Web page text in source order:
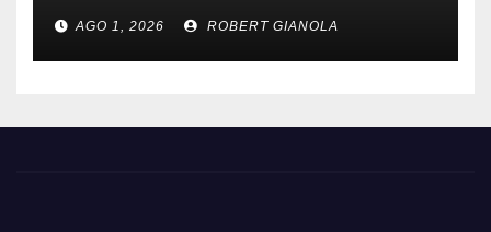
AGO 1, 2026 ROBERT GIANOLA